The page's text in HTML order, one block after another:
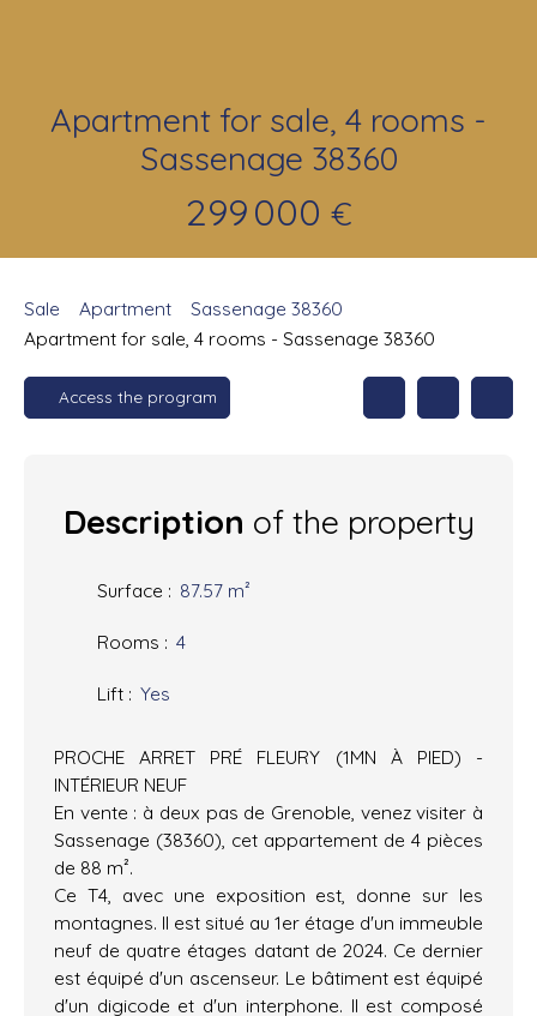
Apartment for sale, 4 rooms -
Sassenage 38360
299 000 €
Sale Apartment
Sassenage 38360
Apartment for sale, 4 rooms - Sassenage 38360
Access the program
Description of the property
Surface : 87.57 m²
Rooms : 4
Lift : Yes
PROCHE ARRET PRÉ FLEURY (1MN À PIED) -
INTÉRIEUR NEUF
En vente : à deux pas de Grenoble, venez visiter à
Sassenage (38360), cet appartement de 4 pièces
de 88 m².
Ce T4, avec une exposition est, donne sur les
montagnes. Il est situé au 1er étage d'un immeuble
neuf de quatre étages datant de 2024. Ce dernier
est équipé d'un ascenseur. Le bâtiment est équipé
d'un digicode et d'un interphone. Il est composé